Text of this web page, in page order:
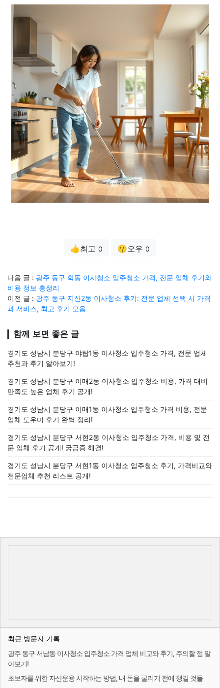
👍최고 0 😗오우 0
다음 글 : 광주 동구 학동 이사청소 입주청소 가격, 전문 업체 후기와
비용 정보 총정리
이전 글 : 광주 동구 지산2동 이사청소 후기: 전문 업체 선택 시 가격
과 서비스, 최고 후기 모음
함께 보면 좋은 글
경기도 성남시 분당구 야탑1동 이사청소 입주청소 가격, 전문 업체
추천과 후기 알아보기!
경기도 성남시 분당구 이매2동 이사청소 입주청소 비용, 가격 대비
만족도 높은 업체 후기 공개!
경기도 성남시 분당구 이매1동 이사청소 입주청소 가격 비용, 전문
업체 도우미 후기 완벽 정리!
경기도 성남시 분당구 서현2동 이사청소 입주청소 가격, 비용 및 전
문 업체 후기 공개! 궁금증 해결!
경기도 성남시 분당구 서현1동 이사청소 입주청소 후기, 가격비교와
전문업체 추천 리스트 공개!
최근 방문자 기록
광주 동구 서남동 이사청소 입주청소 가격 업체 비교와 후기, 주의할 점 알
아보기!
초보자를 위한 자산운용 시작하는 방법, 내 돈을 굴리기 전에 챙길 것들